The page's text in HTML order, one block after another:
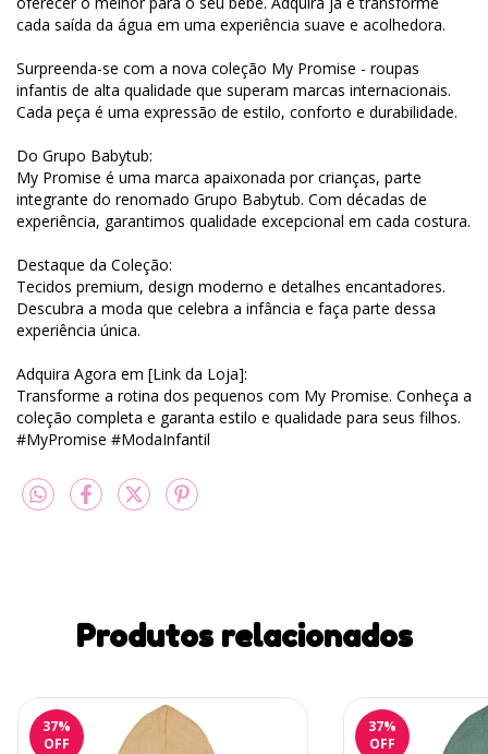
cada saída da água em uma experiência suave e acolhedora.
Surpreenda-se com a nova coleção My Promise - roupas
infantis de alta qualidade que superam marcas internacionais.
Cada peça é uma expressão de estilo, conforto e durabilidade.
Do Grupo Babytub:
My Promise é uma marca apaixonada por crianças, parte
integrante do renomado Grupo Babytub. Com décadas de
experiência, garantimos qualidade excepcional em cada costura.
Destaque da Coleção:
Tecidos premium, design moderno e detalhes encantadores.
Descubra a moda que celebra a infância e faça parte dessa
experiência única.
Adquira Agora em [Link da Loja]:
Transforme a rotina dos pequenos com My Promise. Conheça a
coleção completa e garanta estilo e qualidade para seus filhos.
#MyPromise #ModaInfantil
Produtos relacionados
37%
OFF
37%
OFF